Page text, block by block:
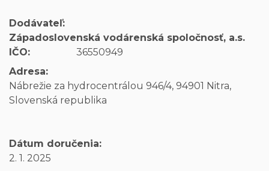
Dodávateľ:
Západoslovenská vodárenská spoločnosť, a.s.
IČO:
36550949
Adresa:
Nábrežie za hydrocentrálou 946/4, 94901 Nitra,
Slovenská republika
Dátum doručenia:
2. 1. 2025